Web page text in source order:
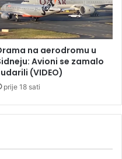
na aerodromu u
Avioni se zamalo
(VIDEO)
prije 18 sati